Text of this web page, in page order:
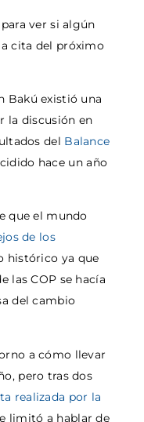
ver si algún
cita del próximo
Bakú existió una
la discusión en
del Balance
hace un año
que el mundo
de los
histórico ya que
las COP se hacía
del cambio
a cómo llevar
pero tras dos
realizada por la
limitó a hablar de